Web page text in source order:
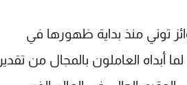
توني منذ بداية ظهورها في
لما أبداه العاملون بالمجال من تقدير